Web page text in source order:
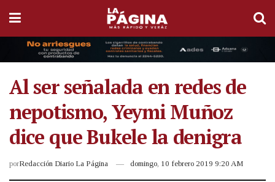
Al ser señalada en redes de
nepotismo, Yeymi Muñoz
dice que Bukele la denigra
porRedacción Diario La Página domingo, 10 febrero 2019 9:20 AM